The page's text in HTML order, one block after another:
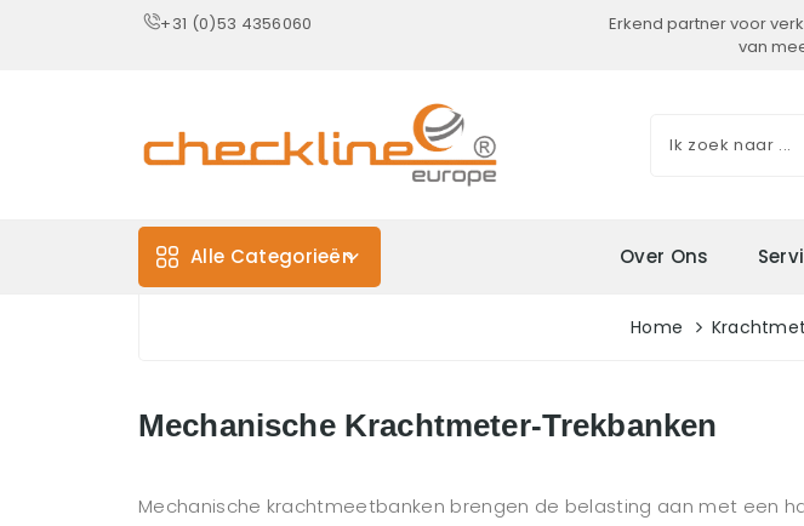
+31 (0)53 4356060
Erkend partner voor
van
Alle Categorieën Over Ons
Home
Mechanische Krachtmeter-Trekbanken
Mechanische krachtmeetbanken brengen de belasting aan met een